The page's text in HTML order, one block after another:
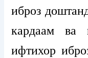
иброз
кардаам ва
ифтихор